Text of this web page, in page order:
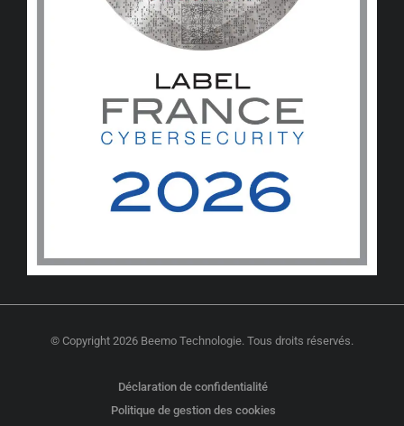
© Copyright 2026 Beemo Technologie. Tous droits réservés.
Déclaration de confidentialité
Politique de gestion des cookies